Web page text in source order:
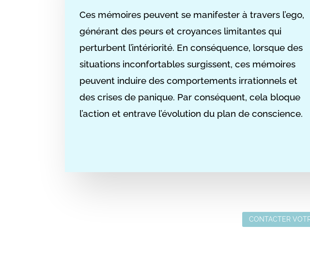
Ces mémoires peuvent se manifester à travers l’ego,
générant des peurs et croyances limitantes qui
perturbent l’intériorité. En conséquence, lorsque des
situations inconfortables surgissent, ces mémoires
peuvent induire des comportements irrationnels et
des crises de panique. Par conséquent, cela bloque
l’action et entrave l’évolution du plan de conscience.
CONTACTER